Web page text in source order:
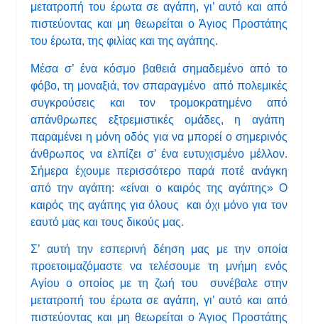
μετατροπή του έρωτα σε αγάπη, γι’ αυτό και από
πιστεύοντας και μη θεωρείται ο Άγιος Προστάτης
του έρωτα, της φιλίας και της αγάπης.
Μέσα σ’ ένα κόσμο βαθειά σημαδεμένο από το
φόβο, τη μοναξιά, τον σπαραγμένο από πολεμικές
συγκρούσεις και τον τρομοκρατημένο από
απάνθρωπες εξτρεμιστικές ομάδες, η αγάπη
παραμένει η μόνη οδός για να μπορεί ο σημερινός
άνθρωπος να ελπίζει σ’ ένα ευτυχισμένο μέλλον.
Σήμερα έχουμε περισσότερο παρά ποτέ ανάγκη
από την αγάπη: «είναι ο καιρός της αγάπης» Ο
καιρός της αγάπης για όλους και όχι μόνο για τον
εαυτό μας και τους δικούς μας.
Σ’ αυτή την εσπερινή δέηση μας με την οποία
προετοιμαζόμαστε να τελέσουμε τη μνήμη ενός
Αγίου ο οποίος με τη ζωή του συνέβαλε στην
μετατροπή του έρωτα σε αγάπη, γι’ αυτό και από
πιστεύοντας και μη θεωρείται ο Άγιος Προστάτης